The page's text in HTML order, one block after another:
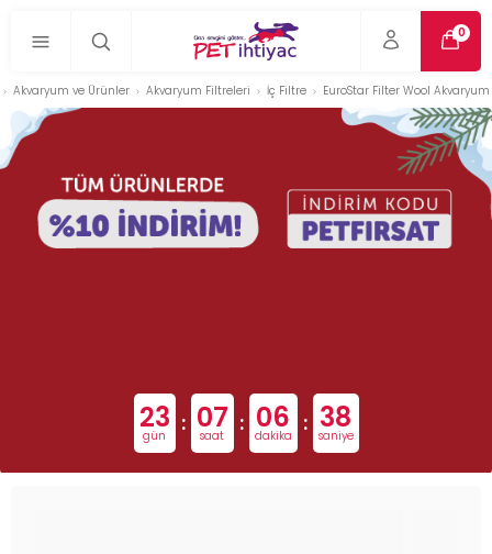
0
Akvaryum ve Ürünler Akvaryum Filtreleri İç Filtre EuroStar Filter Wool Akvaryum
23
gün : 07
saat : 06
dakika : 37
saniye